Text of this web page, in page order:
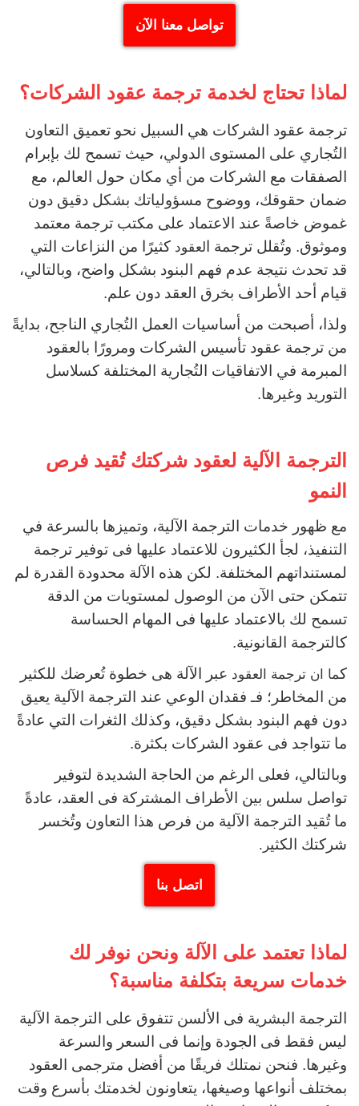
تواصل معنا الآن
لماذا تحتاج لخدمة ترجمة عقود الشركات؟
ترجمة عقود الشركات هي السبيل نحو تعميق التعاون
التُجاري على المستوى الدولي، حيث تسمح لك بإبرام
الصفقات مع الشركات من أي مكان حول العالم، مع
ضمان حقوقك، ووضوح مسؤولياتك بشكل دقيق دون
غموض خاصةً عند الاعتماد على مكتب ترجمة معتمد
وموثوق. وتُقلل ترجمة ا لعقود كثيرًا من النزاعات التي
قد تحدث نتيجة عدم فهم البنود بشكل واضح، وبالتالي،
قيام أحد الأطراف بخرق العقد دون علم.
ولذا، أصبحت من أساسيات العمل التُجاري الناجح، بدايةً
من ترجمة عقود تأسيس الشركات ومرورًا بالعقود
المبرمة في الاتفاقيات التُجارية المختلفة كسلاسل
التوريد وغيرها.
الترجمة الآلية لعقود شركتك تُقيد فرص
النمو
مع ظهور خدمات الترجمة الآلية، وتميزها بالسرعة في
التنفيذ، لجأ الكثيرون للاعتماد عليها فى توفير ترجمة
لمستنداتهم المختلفة. لكن هذه الآلة محدودة القدرة لم
تتمكن حتى الآن من الوصول لمستويات من الدقة
تسمح لك بالاعتماد عليها فى المهام الحساسة
كالترجمة القانونية.
كما ان ترجمة العقود عبر الآلة هى خطوة تُعرضك للكثير
من المخاطر؛ فـ فقدان الوعي عند الترجمة الآلية يعيق
دون فهم البنود بشكل دقيق، وكذلك الثغرات التي عادةً
ما تتواجد فى عقود الشركات بكثرة.
وبالتالي، فعلى الرغم من الحاجة الشديدة لتوفير
تواصل سلس بين الأطراف المشتركة فى العقد، عادةً
ما تُقيد الترجمة الآلية من فرص هذا التعاون وتُخسر
شركتك الكثير.
اتصل بنا
لماذا تعتمد على الآلة ونحن نوفر لك
خدمات سريعة بتكلفة مناسبة؟
الترجمة البشرية فى الألسن تتفوق على الترجمة الآلية
ليس فقط فى الجودة وإنما فى السعر والسرعة
وغيرها. فنحن نمتلك فريقًا من أفضل مترجمى العقود
بمختلف أنواعها وصيغها، يتعاونون لخدمتك بأسرع وقت